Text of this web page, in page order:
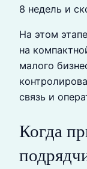
8 недель и
На этом
на
малого
связь и
Когда